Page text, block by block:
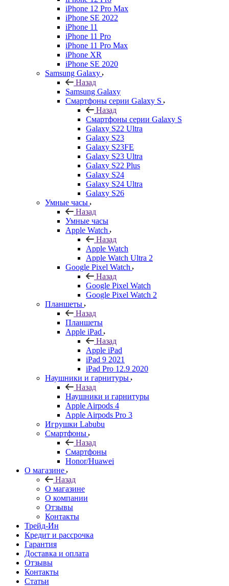
iPhone 12 Pro Max
iPhone SE 2022
iPhone 11
iPhone 11 Pro
iPhone 11 Pro Max
iPhone XR
iPhone SE 2020
Samsung Galaxy
Назад
Samsung Galaxy
Смартфоны серии Galaxy S
Назад
Смартфоны серии Galaxy S
Galaxy S22 Ultra
Galaxy S23
Galaxy S23FE
Galaxy S23 Ultra
Galaxy S22 Plus
Galaxy S24
Galaxy S24 Ultra
Galaxy S26
Умные часы
Назад
Умные часы
Apple Watch
Назад
Apple Watch
Apple Watch Ultra 2
Google Pixel Watch
Назад
Google Pixel Watch
Google Pixel Watch 2
Планшеты
Назад
Планшеты
Apple iPad
Назад
Apple iPad
iPad 9 2021
iPad Pro 12.9 2020
Наушники и гарнитуры
Назад
Наушники и гарнитуры
Apple Airpods 4
Apple Airpods Pro 3
Игрушки Labubu
Смартфоны
Назад
Смартфоны
Honor/Huawei
О магазине
Назад
О магазине
О компании
Отзывы
Контакты
Трейд-Ин
Кредит и рассрочка
Гарантия
Доставка и оплата
Отзывы
Контакты
Статьи